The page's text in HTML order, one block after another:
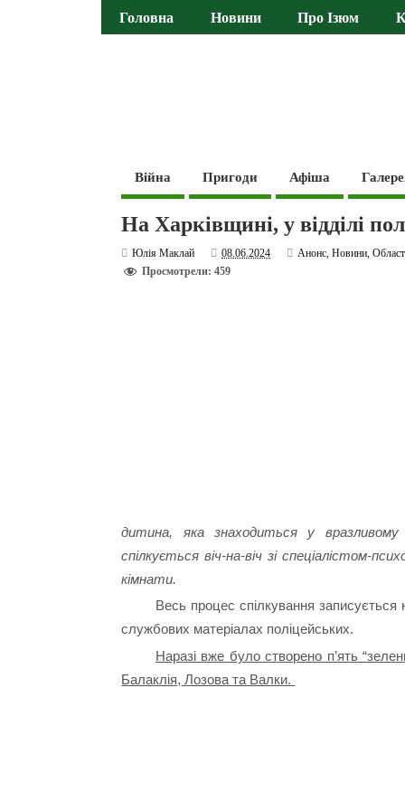
Головна Новини Про Ізюм
Війна Пригоди Афіша
На Харківщині, у відділі
Юлія Маклай 08.06.2024 Анонс,Новини,
Просмотрели: 459
дитина, яка знаходиться у
спілкується віч-на-віч зі спеціалістом-
кімнати.
Весь процес спілкування
службових матеріалах поліцейських.
Наразі вже було створено п’ять
Балаклія, Лозова та Валки.